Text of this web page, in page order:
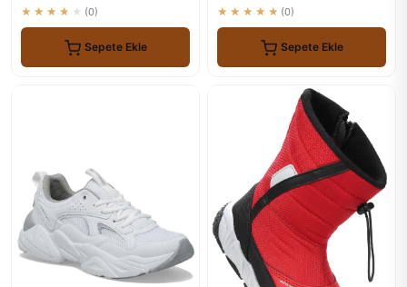
★★★★★ (0)
Sepete Ekle
★★★★★ (0)
Sepete Ekle